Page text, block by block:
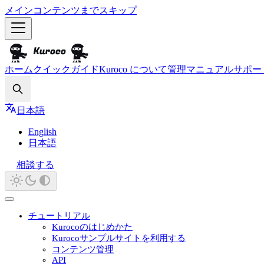
メインコンテンツまでスキップ
ホーム クイックガイドKuroco について管理マニュアルサポー
日本語
English
日本語
相談する
チュートリアル
Kurocoのはじめかた
Kurocoサンプルサイトを利用する
コンテンツ管理
API